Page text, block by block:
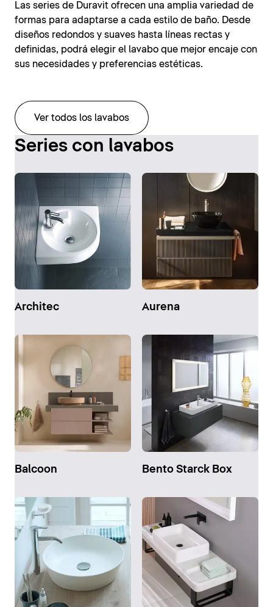
Las series de Duravit ofrecen una amplia variedad de
formas para adaptarse a cada estilo de baño. Desde
diseños redondos y suaves hasta líneas rectas y
definidas, podrá elegir el lavabo que mejor encaje con
sus necesidades y preferencias estéticas.
Ver todos los lavabos
Series con lavabos
Architec Aurena
Balcoon Bento Starck Box